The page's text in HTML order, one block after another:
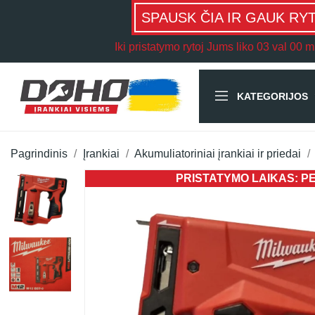
SPAUSK ČIA IR GAUK
Iki pristatymo rytoj Jums liko 03 val 00
KATEGORIJOS
Pagrindinis Įrankiai Akumuliatoriniai įrankiai ir priedai
PRISTATYMO LAIKAS: